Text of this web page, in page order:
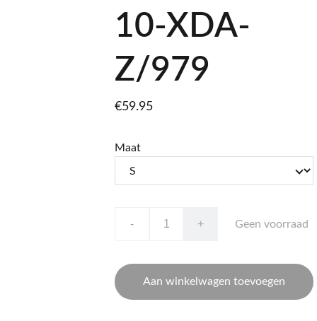
10-XDA-
Z/979
€59.95
Maat
- + Geen voorraad
Aan winkelwagen toevoegen